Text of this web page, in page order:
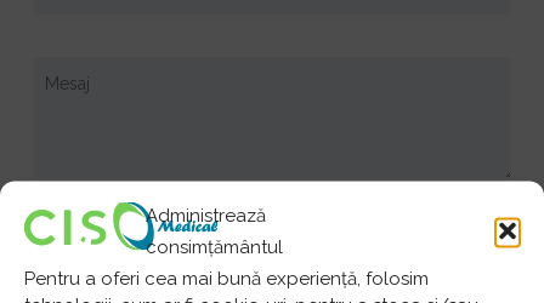
Administrează
consimțământul
Pentru a oferi cea mai bună experiență, folosim
Am peste 18 ani, am luat la cunoștință despre
politica de confidențialitate.